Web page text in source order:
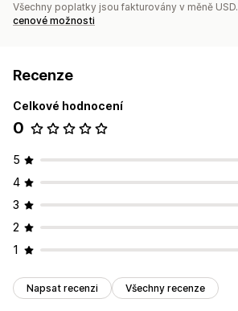
Všechny poplatky jsou fakturovány v měně USD.
cenové možnosti
Recenze
Celkové hodnocení
0
5
4
3
2
1
Napsat recenzi Všechny recenze